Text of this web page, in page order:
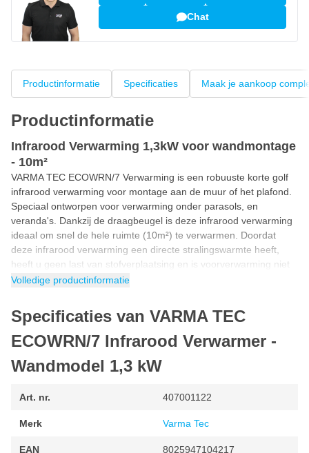
Chat
Productinformatie Specificaties Maak je aankoop
Productinformatie
Infrarood Verwarming 1,3kW voor wandmontage
- 10m²
VARMA TEC ECOWRN/7 Verwarming is een robuuste korte golf
infrarood verwarming voor montage aan de muur of het plafond.
Speciaal ontworpen voor verwarming onder parasols, en
veranda's. Dankzij de draagbeugel is deze infrarood verwarming
ideaal om snel de hele ruimte (10m²) te verwarmen. Doordat
deze infrarood verwarming een directe stralingswarmte heeft,
heeft u geen last van stofverplaatsing en is voorverwarming niet
nodig.
Deze infrarood kachel wordt standaard geleverd met gehard
draaibaar aan de muur gemonteerd kan worden. Hierdoor kan
deze verwarming ook gebruikt worden voor het veilig verwarmen
van werkplaatsen en bouwplaatsen waar hoge niveaus van stof
vrijwel alle warmte door zodat de warmteafgifte toeneemt en de
levensduur van het element wordt verlengd. Voor zowel binnen
Volledige productinformatie
Specificaties van VARMA TEC
ECOWRN/7 Infrarood Verwarmer -
Wandmodel 1,3 kW
Art. nr. 407001122
Merk Varma Tec
EAN 8025947104217